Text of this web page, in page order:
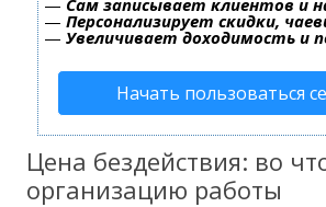
— Сам записывает клиентов и
— Персонализирует скидки,
— Увеличивает доходимость и
Начать пользоваться
Цена бездействия: во
организацию работы